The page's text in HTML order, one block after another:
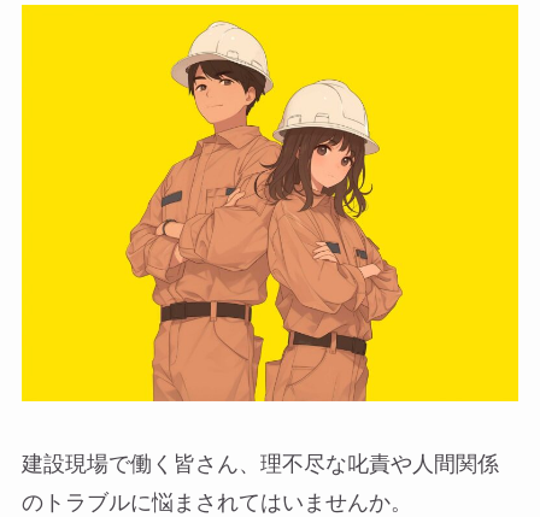
建設現場で働く皆さん、理不尽な叱責や人間関係
のトラブルに悩まされてはいませんか。